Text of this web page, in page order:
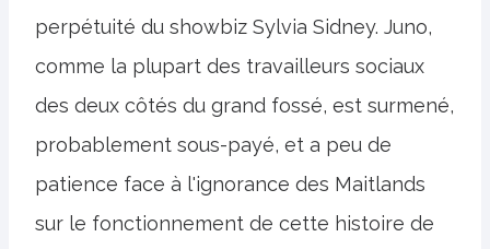
perpétuité du showbiz Sylvia Sidney. Juno,
comme la plupart des travailleurs sociaux
des deux côtés du grand fossé, est surmené,
probablement sous-payé, et a peu de
patience face à l'ignorance des Maitlands
sur le fonctionnement de cette histoire de